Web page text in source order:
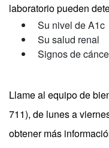
laboratorio pueden
Su nivel de A1c
Su salud renal
Signos de
Llame al equipo de
711), de lunes a
obtener más